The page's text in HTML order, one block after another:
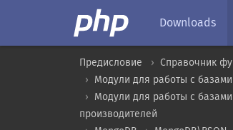
Downloads
Предисловие
Справочник
Модули для работы с
Модули для работы с
производителей